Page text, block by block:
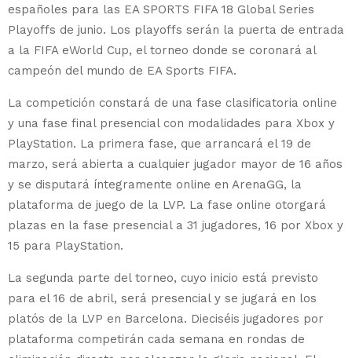
españoles para las EA SPORTS FIFA 18 Global Series
Playoffs de junio. Los playoffs serán la puerta de entrada
a la FIFA eWorld Cup, el torneo donde se coronará al
campeón del mundo de EA Sports FIFA.
La competición constará de una fase clasificatoria online
y una fase final presencial con modalidades para Xbox y
PlayStation. La primera fase, que arrancará el 19 de
marzo, será abierta a cualquier jugador mayor de 16 años
y se disputará íntegramente online en ArenaGG, la
plataforma de juego de la LVP. La fase online otorgará
plazas en la fase presencial a 31 jugadores, 16 por Xbox y
15 para PlayStation.
La segunda parte del torneo, cuyo inicio está previsto
para el 16 de abril, será presencial y se jugará en los
platós de la LVP en Barcelona. Dieciséis jugadores por
plataforma competirán cada semana en rondas de